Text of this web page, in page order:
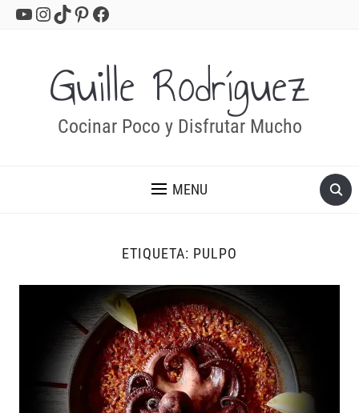
YouTube
Instagram
TikTok
Pinterest
Facebook
Guille Rodríguez
Cocinar Poco y Disfrutar Mucho
MENU
ETIQUETA: PULPO